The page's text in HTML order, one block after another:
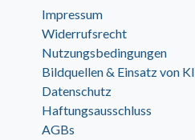
Impressum
Widerrufsrecht
Nutzungsbedingungen
Bildquellen & Einsatz von KI
Datenschutz
Haftungsausschluss
AGBs